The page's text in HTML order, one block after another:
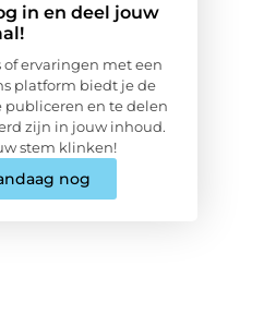
in en deel jouw
ervaringen met een
platform biedt je de
en te delen
zijn in jouw inhoud.
stem klinken!
nog